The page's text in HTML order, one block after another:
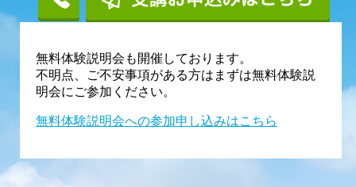
無料体験説明会も開催しております。
不明点、ご不安事項がある方はまずは無料体験説
明会にご参加ください。
無料体験説明会への参加申し込みはこちら